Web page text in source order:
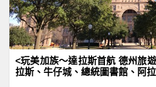
<玩美加族～達拉斯首航 德州旅
拉斯、牛仔城、總統圖書館、阿